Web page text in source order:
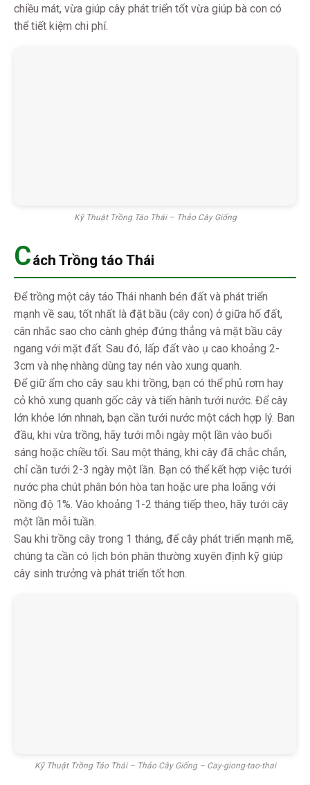
chiều mát, vừa giúp cây phát triển tốt vừa giúp bà con có
thể tiết kiệm chi phí.
Kỹ Thuật Trồng Táo Thái – Thảo Cây Giống
Cách Trồng táo Thái
Để trồng một cây táo Thái nhanh bén đất và phát triển
mạnh về sau, tốt nhất là đặt bầu (cây con) ở giữa hố đất,
cân nhắc sao cho cành ghép đứng thẳng và mặt bầu cây
ngang với mặt đất. Sau đó, lấp đất vào ụ cao khoảng 2-
3cm và nhẹ nhàng dùng tay nén vào xung quanh.
Để giữ ẩm cho cây sau khi trồng, bạn có thể phủ rơm hay
cỏ khô xung quanh gốc cây và tiến hành tưới nước. Để cây
lớn khỏe lớn nhnah, bạn cần tưới nước một cách hợp lý. Ban
đầu, khi vừa trồng, hãy tưới mỗi ngày một lần vào buổi
sáng hoặc chiều tối. Sau một tháng, khi cây đã chắc chắn,
chỉ cần tưới 2-3 ngày một lần. Bạn có thể kết hợp việc tưới
nước pha chút phân bón hòa tan hoặc ure pha loãng với
nồng độ 1%. Vào khoảng 1-2 tháng tiếp theo, hãy tưới cây
một lần mỗi tuần.
Sau khi trồng cây trong 1 tháng, để cây phát triển mạnh mẽ,
chúng ta cần có lịch bón phân thường xuyên định kỹ giúp
cây sinh trưởng và phát triển tốt hơn.
Kỹ Thuật Trồng Táo Thái – Thảo Cây Giống – Cay-giong-tao-thai